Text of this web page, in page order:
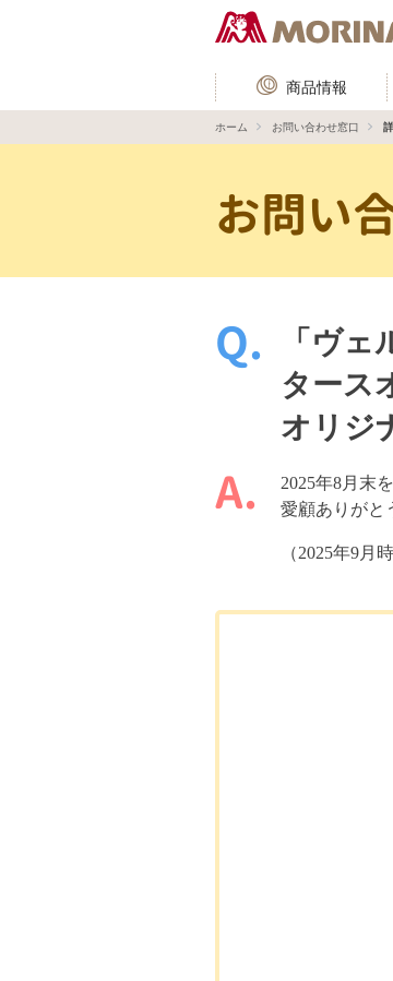
商品情報
ホーム お問い合わせ窓口
お問い
「ヴ
タース
オリジ
2025年8月末
愛顧ありがと
（2025年9月